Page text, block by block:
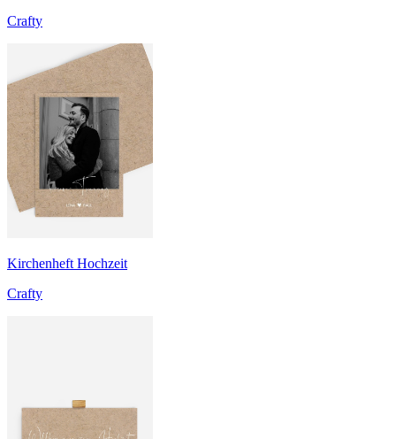
Crafty
Kirchenheft Hochzeit
Crafty